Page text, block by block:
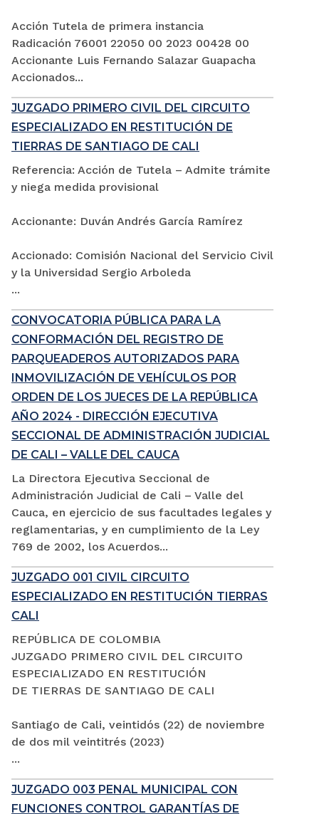
Acción Tutela de primera instancia
Radicación 76001 22050 00 2023 00428 00
Accionante Luis Fernando Salazar Guapacha
Accionados...
JUZGADO PRIMERO CIVIL DEL CIRCUITO
ESPECIALIZADO EN RESTITUCIÓN DE
TIERRAS DE SANTIAGO DE CALI
Referencia: Acción de Tutela – Admite trámite
y niega medida provisional
Accionante: Duván Andrés García Ramírez
Accionado: Comisión Nacional del Servicio Civil
y la Universidad Sergio Arboleda
...
CONVOCATORIA PÚBLICA PARA LA
CONFORMACIÓN DEL REGISTRO DE
PARQUEADEROS AUTORIZADOS PARA
INMOVILIZACIÓN DE VEHÍCULOS POR
ORDEN DE LOS JUECES DE LA REPÚBLICA
AÑO 2024 - DIRECCIÓN EJECUTIVA
SECCIONAL DE ADMINISTRACIÓN JUDICIAL
DE CALI – VALLE DEL CAUCA
La Directora Ejecutiva Seccional de
Administración Judicial de Cali – Valle del
Cauca, en ejercicio de sus facultades legales y
reglamentarias, y en cumplimiento de la Ley
769 de 2002, los Acuerdos...
JUZGADO 001 CIVIL CIRCUITO
ESPECIALIZADO EN RESTITUCIÓN TIERRAS
CALI
REPÚBLICA DE COLOMBIA
JUZGADO PRIMERO CIVIL DEL CIRCUITO
ESPECIALIZADO EN RESTITUCIÓN
DE TIERRAS DE SANTIAGO DE CALI
Santiago de Cali, veintidós (22) de noviembre
de dos mil veintitrés (2023)
...
JUZGADO 003 PENAL MUNICIPAL CON
FUNCIONES CONTROL GARANTÍAS DE